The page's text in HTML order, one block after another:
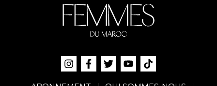
ABONNEMENT QUI SOMMES-NOUS
Copyright © 2022 Femmes du Maroc conception et développement